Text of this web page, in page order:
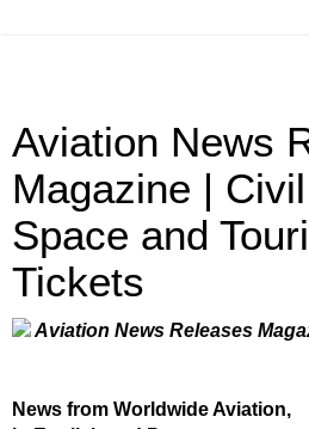
Aviation News
Magazine |
Space and
Tickets
Aviation News Releases
News from Worldwide Aviation,